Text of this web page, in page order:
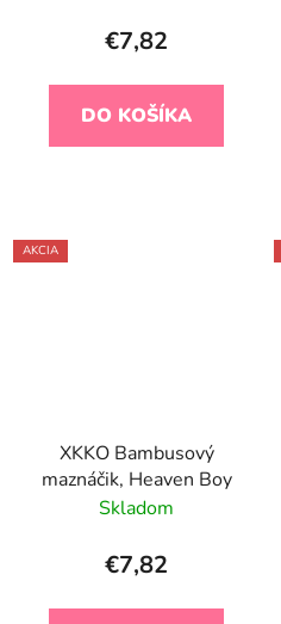
€7,82
DO KOŠÍKA
AKCIA
XKKO Bambusový
maznáčik, Heaven Boy
Skladom
€7,82